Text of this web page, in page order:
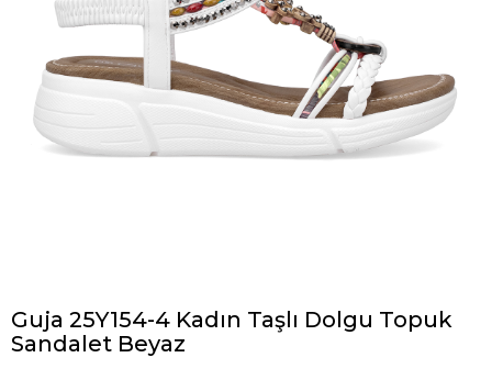
Guja 25Y154-4 Kadın Taşlı Dolgu Topuk
Sandalet Beyaz